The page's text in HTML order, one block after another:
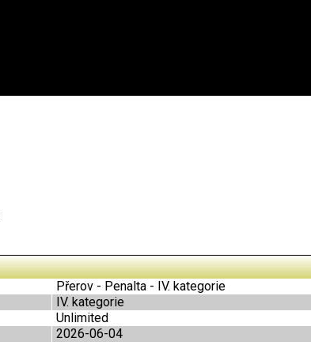
Přerov - Penalta - IV. kategorie
IV. kategorie
Unlimited
2026-06-04